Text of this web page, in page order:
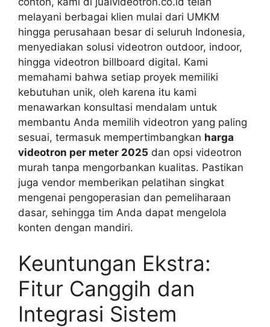
melayani berbagai klien mulai dari UMKM
hingga perusahaan besar di seluruh Indonesia,
menyediakan solusi videotron outdoor, indoor,
hingga videotron billboard digital. Kami
memahami bahwa setiap proyek memiliki
kebutuhan unik, oleh karena itu kami
menawarkan konsultasi mendalam untuk
membantu Anda memilih videotron yang paling
sesuai, termasuk mempertimbangkan harga
videotron per meter 2025 dan opsi videotron
murah tanpa mengorbankan kualitas. Pastikan
juga vendor memberikan pelatihan singkat
mengenai pengoperasian dan pemeliharaan
dasar, sehingga tim Anda dapat mengelola
konten dengan mandiri.
Keuntungan Ekstra:
Fitur Canggih dan
Integrasi Sistem